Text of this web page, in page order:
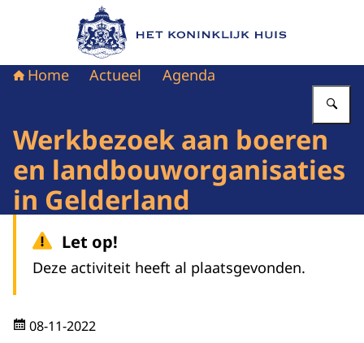
Naar de homepage van Het Koninklijk Huis
Home Actueel Agenda
Werkbezoek aan boeren
en landbouworganisaties
in Gelderland
Let op!
Deze activiteit heeft al plaatsgevonden.
08-11-2022